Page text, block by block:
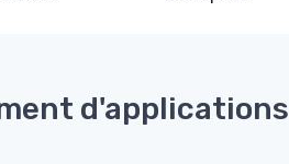
d'applications